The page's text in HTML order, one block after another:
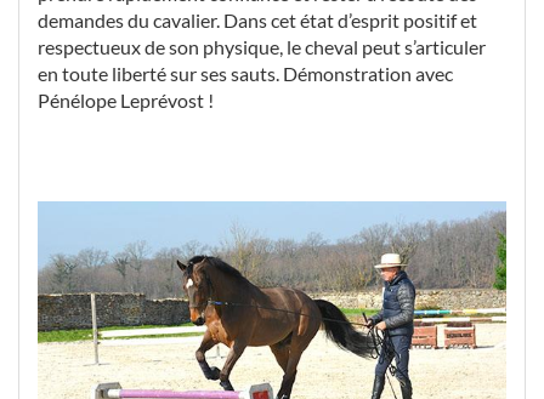
demandes du cavalier. Dans cet état d’esprit positif et
respectueux de son physique, le cheval peut s’articuler
en toute liberté sur ses sauts. Démonstration avec
Pénélope Leprévost !